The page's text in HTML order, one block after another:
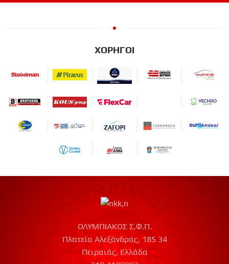
ΧΟΡΗΓΟΙ
ΟΛΥΜΠΙΑΚΟΣ Σ.Φ.Π.
Πλατεία Αλεξάνδρας, 185 34
Πειραιάς, Ελλάδα